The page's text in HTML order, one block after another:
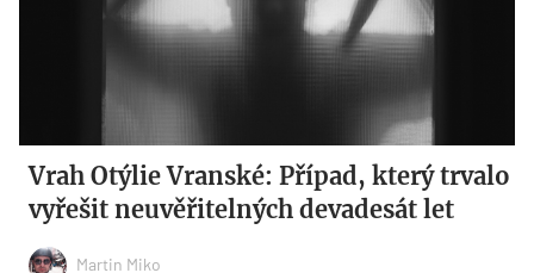
Vrah Otýlie Vranské: Případ, který trvalo
vyřešit neuvěřitelných devadesát let
Martin Miko